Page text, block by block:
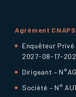
Agrément
Enquêteur
2027-08-17-
Dirigeant –
Société – N°